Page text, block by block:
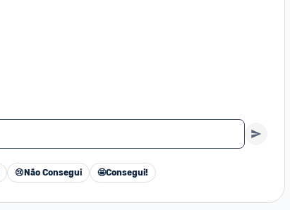
😢 Não Consegui 🤩Consegui!